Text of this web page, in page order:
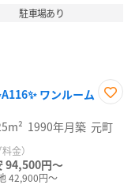
駐車場あり
ワンルーム
に入
り登
1990年月築 元町
金）
94,500円～
42,900円～